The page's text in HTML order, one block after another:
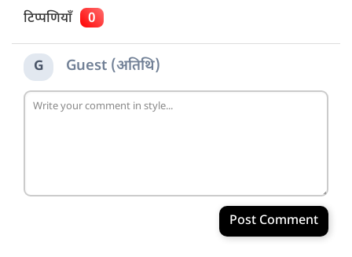
टिप्पणियाँ 0
G Guest (अतिथि)
Post Comment